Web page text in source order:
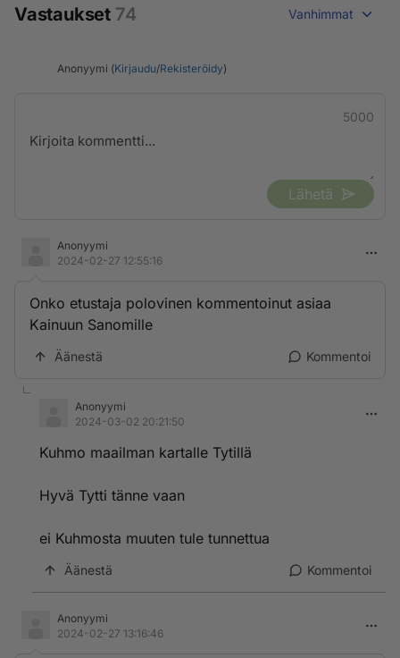
Vastaukset 74 Vanhimmat
Anonyymi (Kirjaudu/Rekisteröidy)
5000
Lähetä
Anonyymi
2024-02-27 12:55:16
Onko etustaja polovinen kommentoinut asiaa
Kainuun Sanomille
Äänestä Kommentoi
Anonyymi
2024-03-02 20:21:50
Kuhmo maailman kartalle Tytillä
Hyvä Tytti tänne vaan
ei Kuhmosta muuten tule tunnettua
Äänestä Kommentoi
Anonyymi
2024-02-27 13:16:46